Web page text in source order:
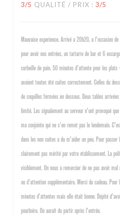
3/5 QUALITÉ / PRIX : 3/5
Mauvaise experience. Arrivé a 20h20, a l'occasion
pour avoir nos entrées, un tartarre de bar et 6
corbeille de pain. 50 minutes d'attente pour les
avaient toutes été cuites correctement. Celles du
de coquilles fermées en dessous. Deux tables
limité. Les signalement au serveur n'ont provoqué
ma conjointe qui ne s'en remet pas le lendemain.
dans les non cuites a du m'aider un peu. Pour
clairement pas mérité par votre etablissement. La
visiblement. On nous a remercier de ne pas avoir
ou d'attention supplémentaire. Merci du cadeau. Pour
minutes d'attentes mais elle était bonne. Dépité
pourboire. On aurait du partir après l'entrée.